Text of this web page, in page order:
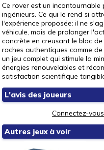
Ce rover est un
ingénieurs. Ce qui le rend si
l'expérience proposée: il ne
véhicule, mais de prolonger
concrète en creusant le bloc
roches authentiques comme
un jeu complet qui stimule la
énergies renouvelables et
satisfaction scientifique
L'avis des joueurs
Connectez-
Autres jeux à voir